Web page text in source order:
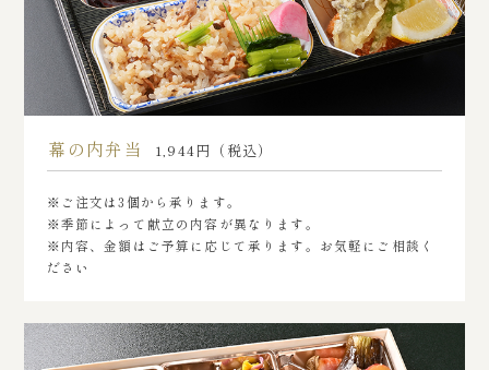
幕の内弁当 1,944円（税込）
※ご注文は3個から承ります。
※季節によって献立の内容が異なります。
※内容、金額はご予算に応じて承ります。お気軽にご相談く
ださい